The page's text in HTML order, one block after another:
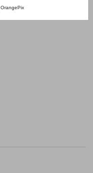
OrangePix